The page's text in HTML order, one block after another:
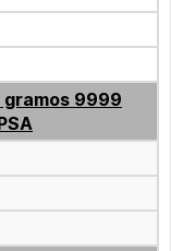
gramos 9999